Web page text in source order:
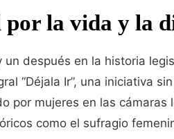
la vida y la
después en la historia
“Déjala Ir”, una iniciativa
por mujeres en las cámaras
como el sufragio